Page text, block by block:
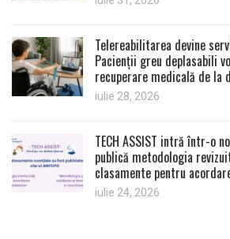
Telereabilitarea devine
Pacienții greu deplasabili
recuperare medicală de la
iulie 28, 2026
TECH ASSIST intră într-o
publică metodologia
clasamente pentru
iulie 24, 2026